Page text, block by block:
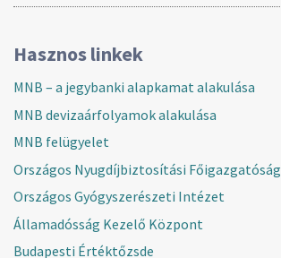
Hasznos linkek
MNB – a jegybanki alapkamat alakulása
MNB devizaárfolyamok alakulása
MNB felügyelet
Országos Nyugdíjbiztosítási Főigazgatóság
Országos Gyógyszerészeti Intézet
Államadósság Kezelő Központ
Budapesti Értéktőzsde